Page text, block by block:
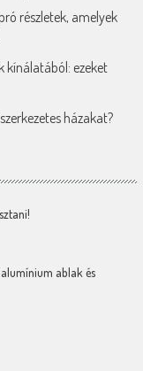
részletek, amelyek
kínálatából: ezeket
házakat?
ablak és